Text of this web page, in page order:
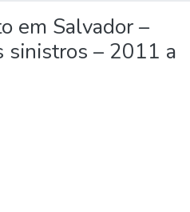
em Salvador –
sinistros – 2011 a